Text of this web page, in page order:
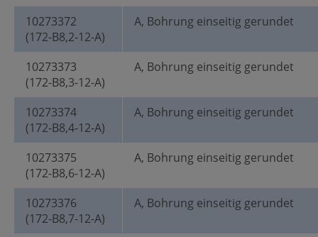
10273372
(172-B8,2-12-A)
A, Bohrung einseitig gerundet
10273373
(172-B8,3-12-A)
A, Bohrung einseitig gerundet
10273374
(172-B8,4-12-A)
A, Bohrung einseitig gerundet
10273375
(172-B8,6-12-A)
A, Bohrung einseitig gerundet
10273376
(172-B8,7-12-A)
A, Bohrung einseitig gerundet